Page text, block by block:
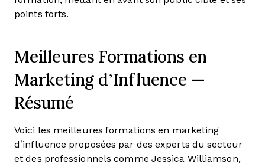
points forts.
Meilleures Formations en
Marketing d’Influence —
Résumé
Voici les meilleures formations en marketing
d’influence proposées par des experts du secteur
et des professionnels comme Jessica Williamson,